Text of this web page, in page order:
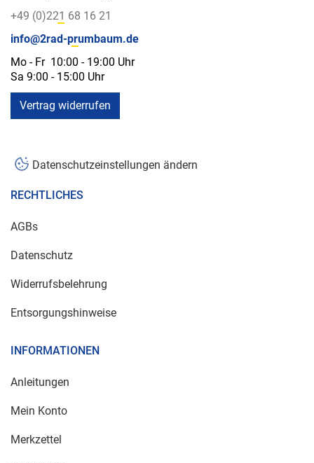
+49 (0)221 68 16 21
info@2rad-prumbaum.de
Mo - Fr 10:00 - 19:00 Uhr
Sa 9:00 - 15:00 Uhr
Vertrag widerrufen
Datenschutzeinstellungen ändern
RECHTLICHES
AGBs
Datenschutz
Widerrufsbelehrung
Entsorgungshinweise
INFORMATIONEN
Anleitungen
Mein Konto
Merkzettel